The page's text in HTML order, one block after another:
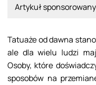
Artykuł sponsorowany
Tatuaże od dawna
ale dla wielu ludzi
Osoby, które
sposobów na